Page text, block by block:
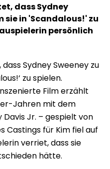
dass Sydney
sie in 'Scandalous!' zu
persönlich
Sydney Sweeney zu
zu spielen.
Film erzählt
Jahren mit dem
Jr. – gespielt von
Castings für Kim fiel auf
verriet, dass sie
hätte.